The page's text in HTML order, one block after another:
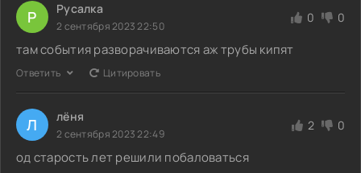
Р Русалка
2 сентября 2023 22:50
0 0
там события разворачиваются аж трубы кипят
Ответить Цитировать
Л лёня
2 сентября 2023 22:49
2 0
од старость лет решили побаловаться